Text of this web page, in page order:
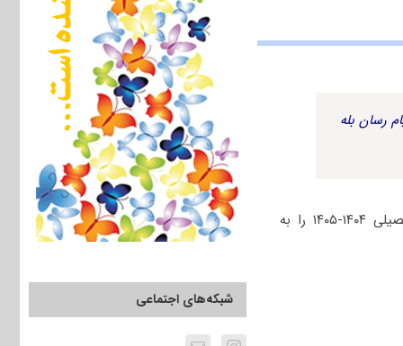
رسان بله
وزارت علوم جدیدترین مصوبه معادل‌سازی دروس دانشجویان دکتری برای اجرا از سال تحصیلی ۱۴۰۴-۱۴۰۵ را به
شبکه‌های اجتماعی